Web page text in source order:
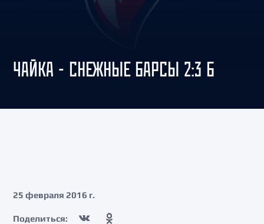
ЧАЙКА - СНЕЖНЫЕ БАРСЫ 2:3 Б
25 февраля 2016 г.
Поделиться: